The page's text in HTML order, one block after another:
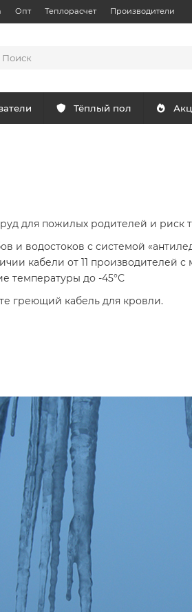
Опт Теплорасчет Производители
Тёплый пол
для пожилых родителей и риск
и водостоков с системой
кабели от 11 производителей
температуры до -45°С
греющий кабель для кровли.